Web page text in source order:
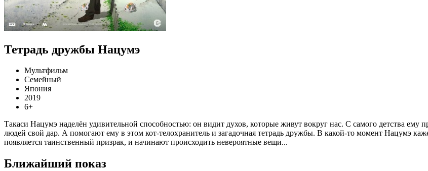
Тетрадь дружбы Нацумэ
Мультфильм
Семейный
Япония
2019
6+
Такаси Нацумэ наделён удивительной способностью: он видит духов, которые живут вокруг нас. С самого детства
людей свой дар. А помогают ему в этом кот-телохранитель и загадочная тетрадь дружбы. В какой-то момент Нацумэ
появляется таинственный призрак, и начинают происходить невероятные вещи...
Ближайший показ